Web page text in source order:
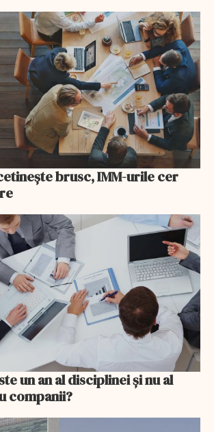
brusc, IMM-urile cer
un an al disciplinei și nu al
companii?